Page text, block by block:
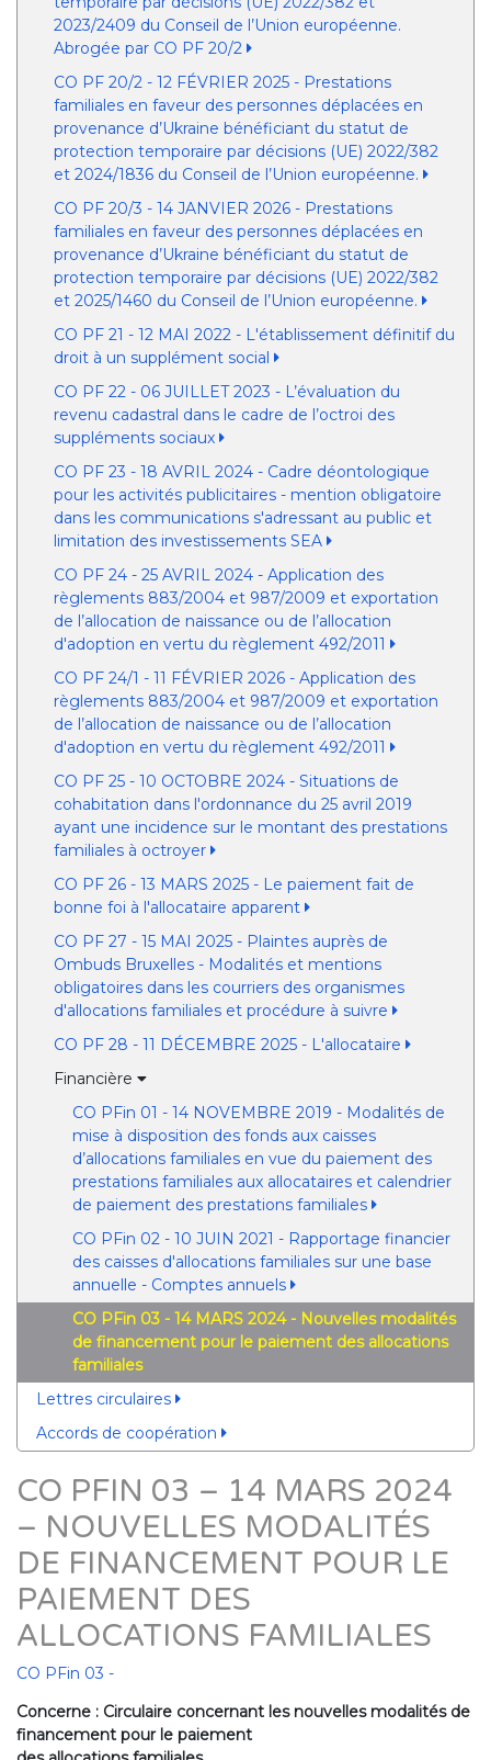
2023/2409 du Conseil de l’Union européenne.
Abrogée par CO PF 20/2
CO PF 20/2 - 12 FÉVRIER 2025 - Prestations
familiales en faveur des personnes déplacées en
provenance d’Ukraine bénéficiant du statut de
protection temporaire par décisions (UE) 2022/382
et 2024/1836 du Conseil de l’Union européenne.
CO PF 20/3 - 14 JANVIER 2026 - Prestations
familiales en faveur des personnes déplacées en
provenance d’Ukraine bénéficiant du statut de
protection temporaire par décisions (UE) 2022/382
et 2025/1460 du Conseil de l’Union européenne.
CO PF 21 - 12 MAI 2022 - L'établissement définitif du
droit à un supplément social
CO PF 22 - 06 JUILLET 2023 - L’évaluation du
revenu cadastral dans le cadre de l’octroi des
suppléments sociaux
CO PF 23 - 18 AVRIL 2024 - Cadre déontologique
pour les activités publicitaires - mention obligatoire
dans les communications s'adressant au public et
limitation des investissements SEA
CO PF 24 - 25 AVRIL 2024 - Application des
règlements 883/2004 et 987/2009 et exportation
de l’allocation de naissance ou de l’allocation
d'adoption en vertu du règlement 492/2011
CO PF 24/1 - 11 FÉVRIER 2026 - Application des
règlements 883/2004 et 987/2009 et exportation
de l’allocation de naissance ou de l’allocation
d'adoption en vertu du règlement 492/2011
CO PF 25 - 10 OCTOBRE 2024 - Situations de
cohabitation dans l'ordonnance du 25 avril 2019
ayant une incidence sur le montant des prestations
familiales à octroyer
CO PF 26 - 13 MARS 2025 - Le paiement fait de
bonne foi à l'allocataire apparent
CO PF 27 - 15 MAI 2025 - Plaintes auprès de
Ombuds Bruxelles - Modalités et mentions
obligatoires dans les courriers des organismes
d'allocations familiales et procédure à suivre
CO PF 28 - 11 DÉCEMBRE 2025 - L'allocataire
Financière
CO PFin 01 - 14 NOVEMBRE 2019 - Modalités de
mise à disposition des fonds aux caisses
d’allocations familiales en vue du paiement des
prestations familiales aux allocataires et calendrier
de paiement des prestations familiales
CO PFin 02 - 10 JUIN 2021 - Rapportage financier
des caisses d'allocations familiales sur une base
annuelle - Comptes annuels
CO PFin 03 - 14 MARS 2024 - Nouvelles modalités
de financement pour le paiement des allocations
familiales
Lettres circulaires
Accords de coopération
CO PFIN 03 – 14 MARS 2024
– NOUVELLES MODALITÉS
DE FINANCEMENT POUR LE
PAIEMENT DES
ALLOCATIONS FAMILIALES
CO PFin 03 -
Concerne : Circulaire concernant les nouvelles modalités de
financement pour le paiement